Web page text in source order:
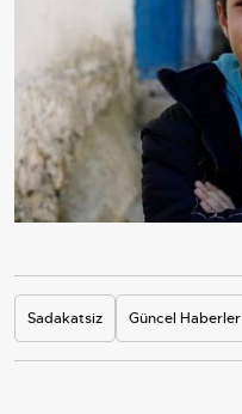
Sadakatsiz Güncel Haberler